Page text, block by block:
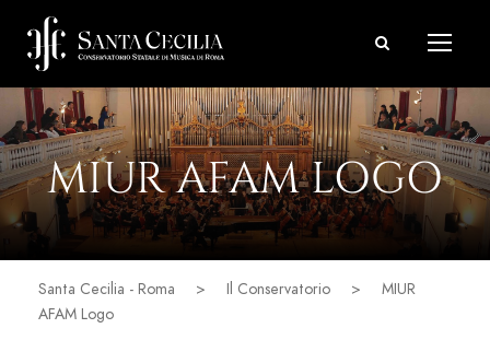
MIUR AFAM LOGO
Santa Cecilia - Roma > Il Conservatorio >
MIUR
AFAM Logo